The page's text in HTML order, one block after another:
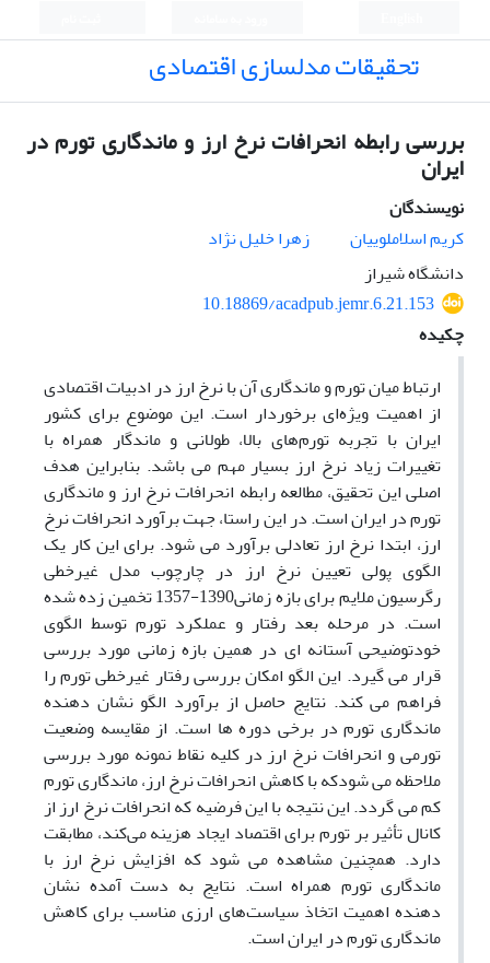
تحقیقات مدلسازی اقتصادی
بررسی رابطه انحرافات نرخ ارز و ماندگاری تورم در
ایران
نویسندگان
کریم اسلاملوییان
زهرا خلیل نژاد
دانشگاه شیراز
10.18869/acadpub.jemr.6.21.153
چکیده
ارتباط میان تورم و ماندگاری آن با نرخ ارز در ادبیات اقتصادی
از اهمیت ویژه‌ای برخوردار است. این موضوع برای کشور
ایران با تجربه تورم‌های بالا، طولانی و ماندگار همراه با
تغییرات زیاد نرخ ارز بسیار مهم می باشد. بنابراین هدف
اصلی این تحقیق، مطالعه رابطه انحرافات نرخ ارز و ماندگاری
تورم در ایران است. در این راستا، جهت برآورد انحرافات نرخ
ارز، ابتدا نرخ ارز تعادلی برآورد می شود. برای این کار یک
الگوی پولی تعیین نرخ ارز در چارچوب مدل غیرخطی
رگرسیون ملایم برای بازه زمانی1390-1357 تخمین زده شده
است. در مرحله بعد رفتار و عملکرد تورم توسط الگوی
خودتوضیحی آستانه ای در همین بازه زمانی مورد بررسی
قرار می گیرد. این الگو امکان بررسی رفتار غیرخطی تورم را
فراهم می کند. نتایج حاصل از برآورد الگو نشان دهنده
ماندگاری تورم در برخی دوره ها است. از مقایسه وضعیت
تورمی و انحرافات نرخ ارز در کلیه نقاط نمونه مورد بررسی
ملاحظه می شودکه با کاهش انحرافات نرخ ارز، ماندگاری تورم
کم می گردد. این نتیجه با این فرضیه که انحرافات نرخ ارز از
کانال تأثیر بر تورم برای اقتصاد ایجاد هزینه می‌کند، مطابقت
دارد. همچنین مشاهده می شود که افزایش نرخ ارز با
ماندگاری تورم همراه است. نتایج به دست آمده نشان
دهنده اهمیت اتخاذ سیاست‌های ارزی مناسب برای کاهش
ماندگاری تورم در ایران است.